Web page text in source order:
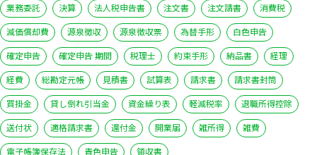
業務委託
決算 法人税申告書 注文書 注文請書
消費税
減価償却費
源泉徴収 源泉徴収票 為替手形
白色申告
確定申告
確定申告 期間 税理士 約束手形 納品書
経理
経費
総勘定元帳 見積書 試算表 請求書
請求書封筒
買掛金
貸し倒れ引当金 資金繰り表 軽減税率
退職所得控除
送付状
適格請求書 還付金 開業届 雑所得
雑費
電子帳簿保存法
青色申告 領収書